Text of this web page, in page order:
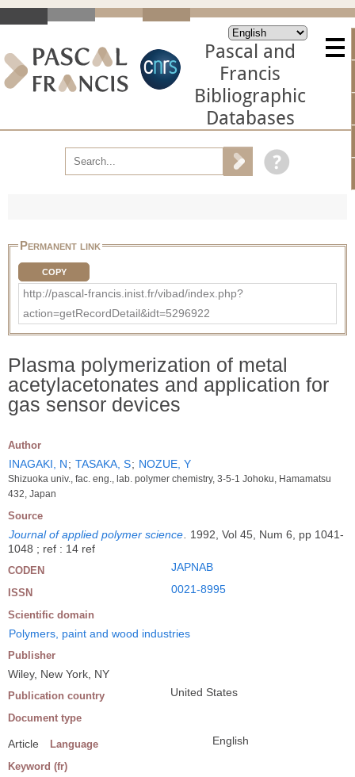
Pascal and
Francis
Bibliographic
Databases
Permanent link
COPY
http://pascal-francis.inist.fr/vibad/index.php?
action=getRecordDetail&idt=5296922
Plasma polymerization of metal
acetylacetonates and application for
gas sensor devices
Author
INAGAKI, N; TASAKA, S; NOZUE, Y
Shizuoka univ., fac. eng., lab. polymer chemistry, 3-5-1 Johoku, Hamamatsu
432, Japan
Source
Journal of applied polymer science
1992, Vol 45, Num 6, pp 1041-
1048 ; ref : 14 ref
CODEN JAPNAB
ISSN 0021-8995
Scientific domain
Polymers, paint and wood industries
Publisher
Wiley, New York, NY
Publication country United States
Document type
Article Language English
Keyword (fr)